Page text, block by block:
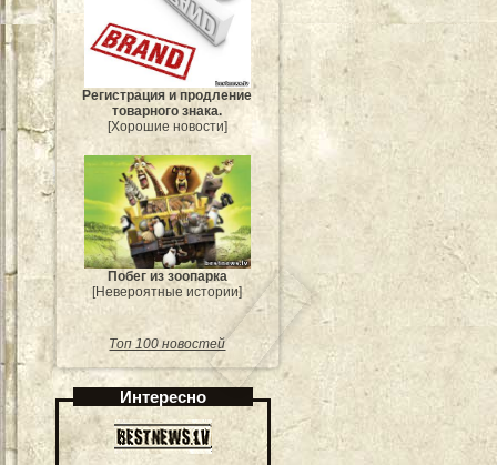
Регистрация и продление
товарного знака.
[Хорошие новости]
Побег из зоопарка
[Невероятные истории]
Топ 100 новостей
Интересно